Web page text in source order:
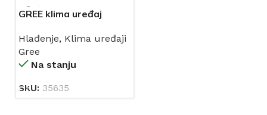
GREE klima uređaj
Regular 12-ka
INVERTER
Hlađenje, Klima uređaji
Gree
Na stanju
SKU: 35635